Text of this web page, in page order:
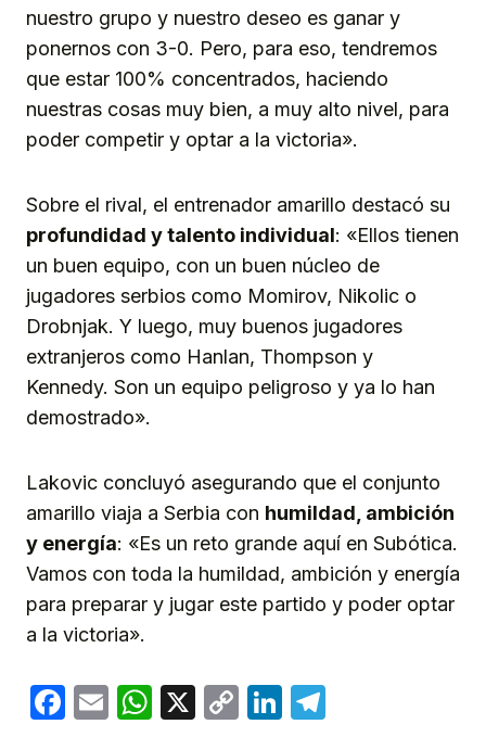
nuestro grupo y nuestro deseo es ganar y
ponernos con 3-0. Pero, para eso, tendremos
que estar 100% concentrados, haciendo
nuestras cosas muy bien, a muy alto nivel, para
poder competir y optar a la victoria».
Sobre el rival, el entrenador amarillo destacó su
profundidad y talento individual: «Ellos tienen
un buen equipo, con un buen núcleo de
jugadores serbios como Momirov, Nikolic o
Drobnjak. Y luego, muy buenos jugadores
extranjeros como Hanlan, Thompson y
Kennedy. Son un equipo peligroso y ya lo han
demostrado».
Lakovic concluyó asegurando que el conjunto
amarillo viaja a Serbia con humildad, ambición
y energía: «Es un reto grande aquí en Subótica.
Vamos con toda la humildad, ambición y energía
para preparar y jugar este partido y poder optar
a la victoria».
Facebook
EmailWhatsApp
X
CopyLinkedIn